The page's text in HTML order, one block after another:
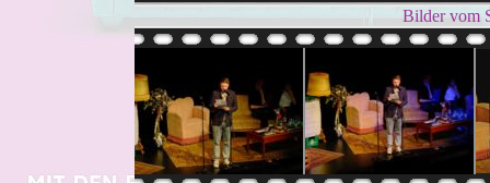
Bilder vom